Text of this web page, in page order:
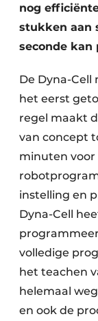
nog
stukken aan
seconde kan
De Dyna-Cell
het eerst
regel maakt
van concept
minuten voor
instelling en
Dyna-Cell
volledige
het teachen
helemaal
en ook de